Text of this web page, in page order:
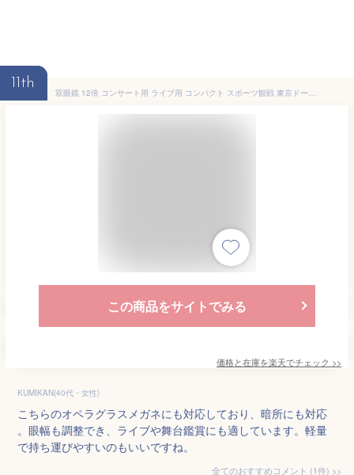
11th
双眼鏡 12倍 コンサート用 ライブ用 コンパクト スポーツ観戦 東京ドーム 高倍率 めがね対応 子供 防水 BAK4プリズム搭載 軽量 暗所対応 望遠鏡 眼幅調節可能 野鳥観察 舞台鑑賞 アウトドア 推し活 防振 オペラグラス プレゼント ギフト
この商品をサイトでみる
価格と在庫を楽天でチェック >>
KUMIKAN(40代・女性)
こちらのオペラグラスメガネにも対応しており、暗所にも対応
。眼幅も調整でき、ライブや舞台鑑賞にも適しています。軽量
で持ち運びやすいのもいいですね。
全てのおすすめコメント (1件) >